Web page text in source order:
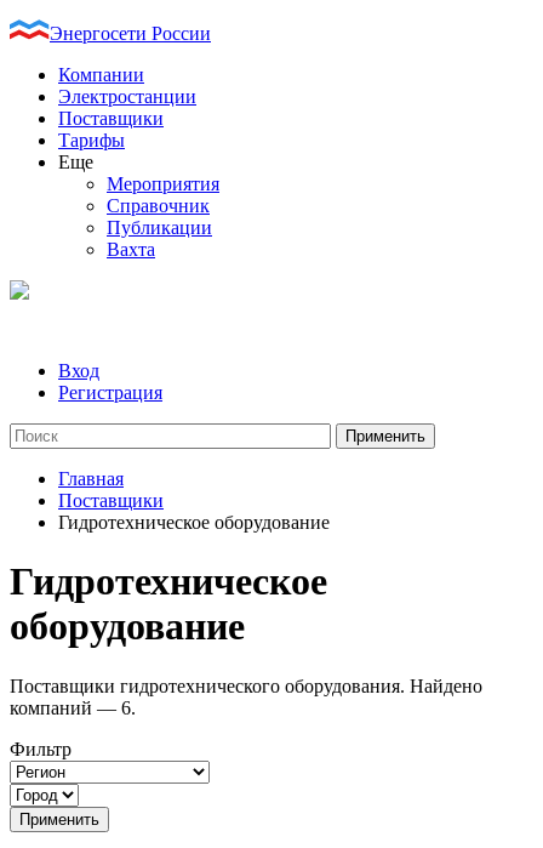
Энергосети России
Компании
Электростанции
Поставщики
Тарифы
Еще
Мероприятия
Справочник
Публикации
Вахта
Вход
Регистрация
Главная
Поставщики
Гидротехническое оборудование
Гидротехническое
оборудование
Поставщики гидротехнического оборудования. Найдено
компаний — 6.
Фильтр